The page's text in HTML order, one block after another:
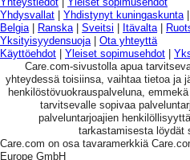
Yhdysvallat
Yhdistynyt kuningaskunta
Belgia
Ranska Sveitsi Itävalta
Yksityisyydensuoja
Ota yhteyttä
Käyttöehdot
Yleiset sopimusehdot
Care.com-sivustolla apua
yhteydessä toisiinsa, vaihtaa tietoa ja
henkilöstövuokrauspalveluna,
tarvitsevalle sopivaa
palveluntarjoajien
tarkastamisesta löydät
Care.com on osa tavaramerkkiä
Europe GmbH